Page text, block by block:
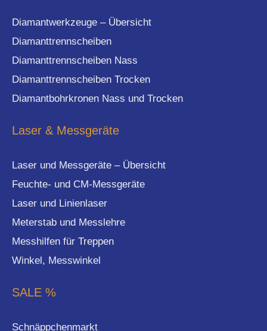
Diamantwerkzeuge – Übersicht
Diamanttrennscheiben
Diamanttrennscheiben Nass
Diamanttrennscheiben Trocken
Diamantbohrkronen Nass und Trocken
Laser & Messgeräte
Laser und Messgeräte – Übersicht
Feuchte- und CM-Messgeräte
Laser und Linienlaser
Meterstab und Messlehre
Messhilfen für Treppen
Winkel, Messwinkel
SALE %
Schnäppchenmarkt